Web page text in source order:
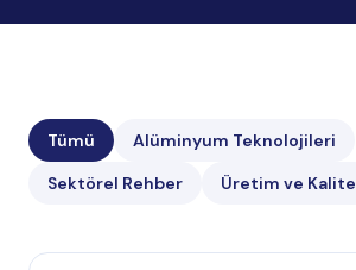
Tümü
Alüminyum Teknolojileri
Sektörel Rehber
Üretim ve Kalite